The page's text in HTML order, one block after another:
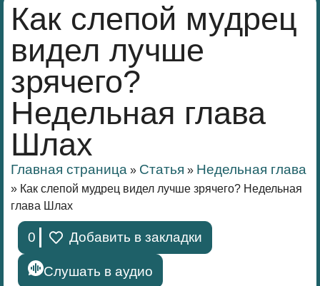
Как слепой мудрец
видел лучше
зрячего?
Недельная глава
Шлах
Главная страница » Статья » Недельная глава
» Как слепой мудрец видел лучше зрячего? Недельная
глава Шлах
0 Добавить в закладки
Слушать в аудио